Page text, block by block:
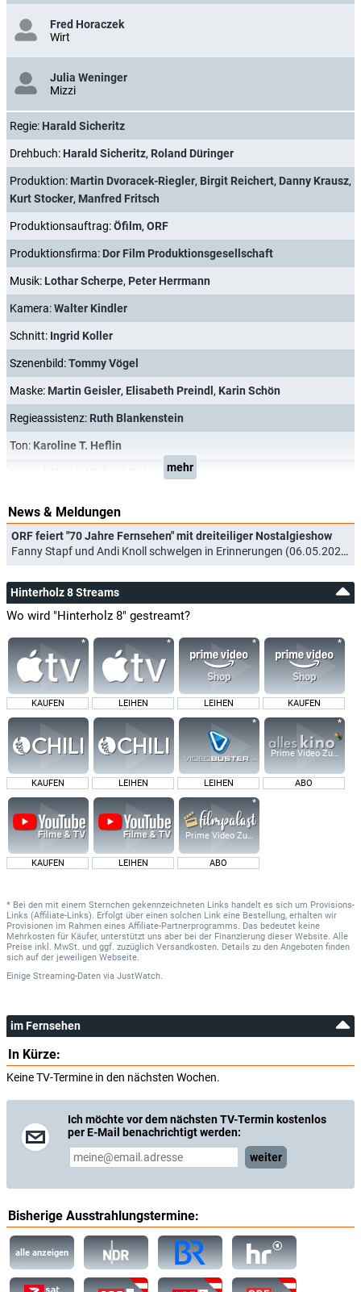
Fred Horaczek
Wirt
Julia Weninger
Mizzi
Regie: Harald Sicheritz
Drehbuch: Harald Sicheritz, Roland Düringer
Produktion: Martin Dvoracek-Riegler, Birgit Reichert, Danny Krausz,
Kurt Stocker, Manfred Fritsch
Produktionsauftrag:Öfilm, ORF
Produktionsfirma: Dor Film Produktionsgesellschaft
Musik: Lothar Scherpe, Peter Herrmann
Kamera:Walter Kindler
Schnitt: Ingrid Koller
Szenenbild:Tommy Vögel
Maske: Martin Geisler, Elisabeth Preindl , Karin Schön
Regieassistenz: Ruth Blankenstein
Ton: Karoline T. Heflin
mehr
News & Meldungen
ORF feiert "70 Jahre Fernsehen" mit dreiteiliger Nostalgieshow
Fanny Stapf und Andi Knoll schwelgen in Erinnerungen (06.05.2025)
Hinterholz 8 Streams
Wo wird "Hinterholz 8" gestreamt?
KAUFEN LEIHEN LEIHEN KAUFEN
KAUFEN LEIHEN LEIHEN
Prime Video Zusatz-
ABO
KAUFEN LEIHEN
Prime Video Zusatz-Kanäle
ABO
* Bei den mit einem Sternchen gekennzeichneten Links handelt es sich um Provisions-
Links (Affiliate-Links). Erfolgt über einen solchen Link eine Bestellung, erhalten wir
Provisionen im Rahmen eines Affiliate-Partnerprogramms. Das bedeutet keine
Mehrkosten für Käufer, unterstützt uns aber bei der Finanzierung dieser Website. Alle
Preise inkl. MwSt. und ggf. zuzüglich Versandkosten. Details zu den Angeboten finden
sich auf der jeweiligen Webseite.
Einige Streaming-Daten via JustWatch.
im Fernsehen
In Kürze:
Keine TV-Termine in den nächsten Wochen.
Ich möchte vor dem nächsten TV-Termin kostenlos
per E-Mail benachrichtigt werden:
weiter
Bisherige Ausstrahlungstermine:
alle anzeigen